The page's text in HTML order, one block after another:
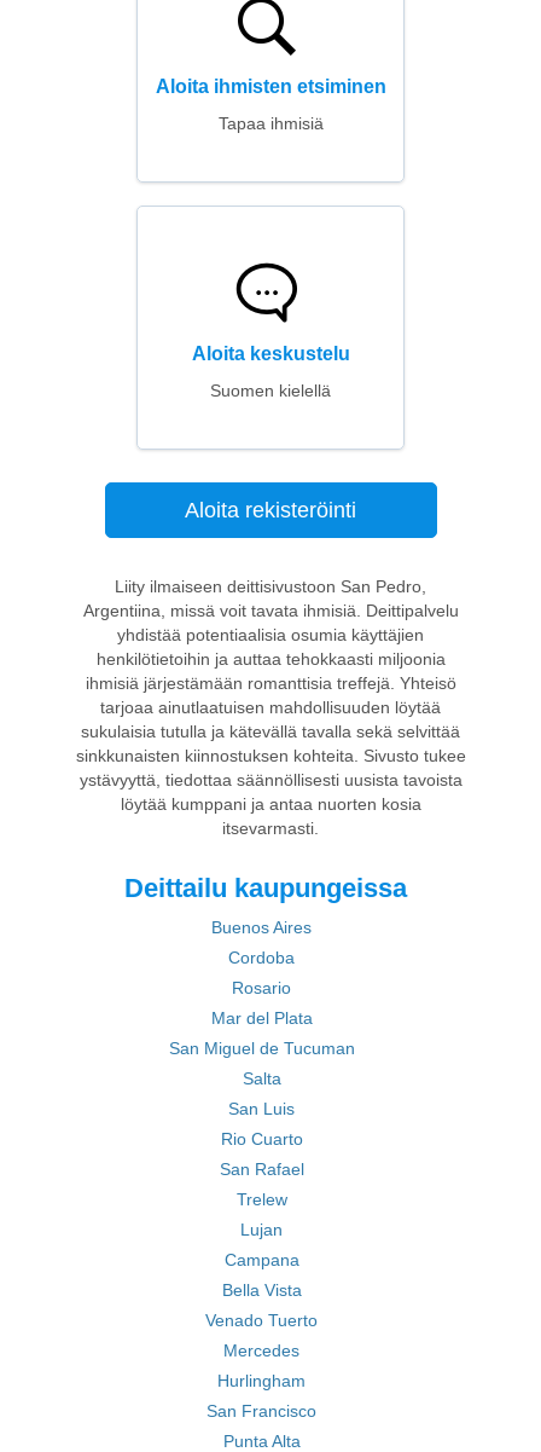
Aloita ihmisten etsiminen
Tapaa ihmisiä
Aloita keskustelu
Suomen kielellä
Aloita rekisteröinti
Liity ilmaiseen deittisivustoon San Pedro,
Argentiina, missä voit tavata ihmisiä. Deittipalvelu
yhdistää potentiaalisia osumia käyttäjien
henkilötietoihin ja auttaa tehokkaasti miljoonia
ihmisiä järjestämään romanttisia treffejä. Yhteisö
tarjoaa ainutlaatuisen mahdollisuuden löytää
sukulaisia tutulla ja kätevällä tavalla sekä selvittää
sinkkunaisten kiinnostuksen kohteita. Sivusto tukee
ystävyyttä, tiedottaa säännöllisesti uusista tavoista
löytää kumppani ja antaa nuorten kosia
itsevarmasti.
Deittailu kaupungeissa
Buenos Aires
Cordoba
Rosario
Mar del Plata
San Miguel de Tucuman
Salta
San Luis
Rio Cuarto
San Rafael
Trelew
Lujan
Campana
Bella Vista
Venado Tuerto
Mercedes
Hurlingham
San Francisco
Punta Alta